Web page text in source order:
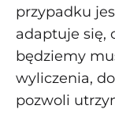
przypadku
adaptuje się,
będziemy
wyliczenia,
pozwoli